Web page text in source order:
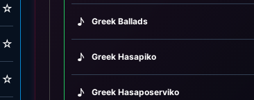
☆
☆
☆
♪ Greek Ballads
♪ Greek Hasapiko
♪ Greek Hasaposerviko